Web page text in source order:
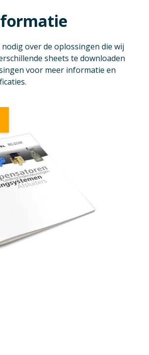
over de oplossingen die wij
sheets te downloaden
voor meer informatie en